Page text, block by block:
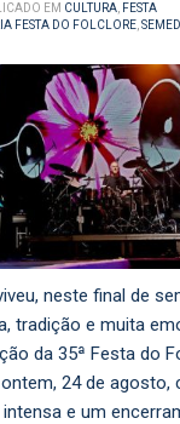
EM CULTURA, FESTA
FESTA DO FOLCLORE,SEMED
neste final de
tradição e muita
da 35ª Festa do
24 de agosto,
e um